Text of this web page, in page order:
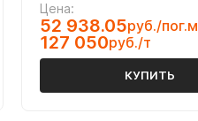
Цена:
52 938.05руб./пог.м
127 050руб./т
КУПИТЬ